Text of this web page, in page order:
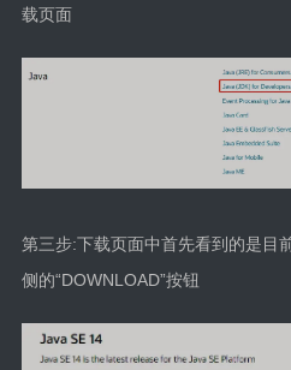
载页面
第三步:下载页面中首先看到的是目
侧的“DOWNLOAD”按钮